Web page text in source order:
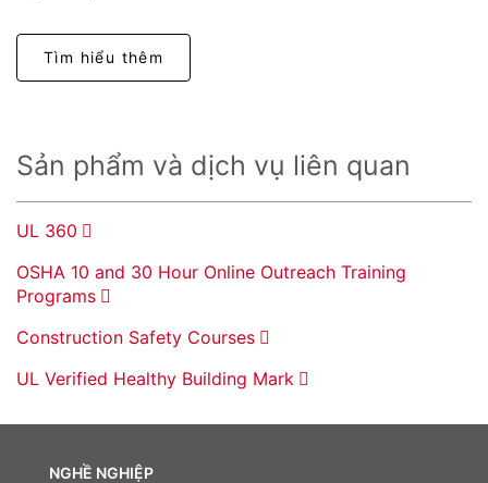
Tìm hiểu thêm
Sản phẩm và dịch vụ liên quan
UL 360
OSHA 10 and 30 Hour Online Outreach Training
Programs
Construction Safety Courses
UL Verified Healthy Building Mark
NGHỀ NGHIỆP